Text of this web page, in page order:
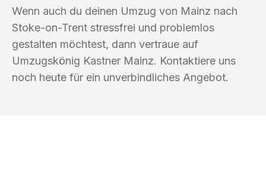
Wenn auch du deinen Umzug von Mainz nach
Stoke-on-Trent stressfrei und problemlos
gestalten möchtest, dann vertraue auf
Umzugskönig Kastner Mainz. Kontaktiere uns
noch heute für ein unverbindliches Angebot.